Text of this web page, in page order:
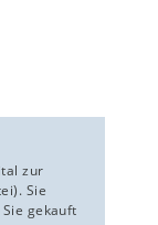
zur
Sie
gekauft